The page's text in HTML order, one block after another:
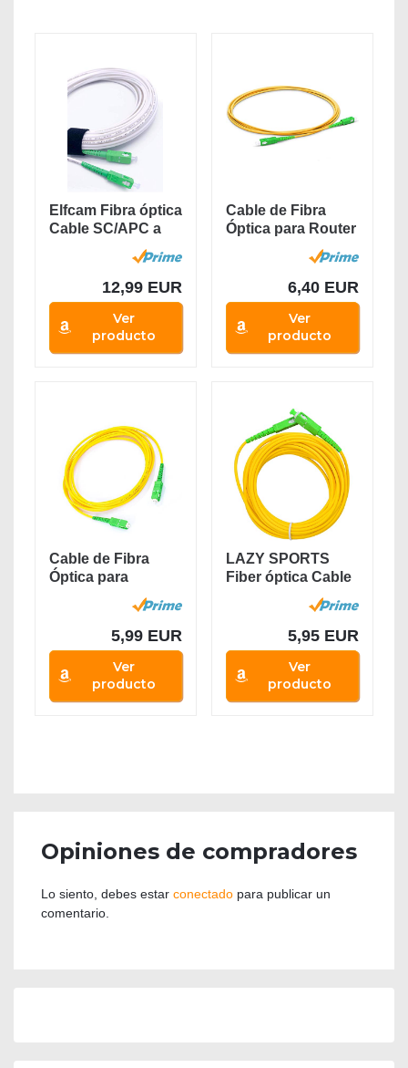
Elfcam Fibra óptica
Cable SC/APC a
12,99 EUR
Ver
producto
Cable de Fibra
Óptica para Router
6,40 EUR
Ver
producto
Cable de Fibra
Óptica para
Router-Compatible
5,99 EUR
Ver
producto
LAZY SPORTS
Fiber óptica Cable
5,95 EUR
Ver
producto
Opiniones de compradores
Lo siento, debes estar conectado para publicar un
comentario.